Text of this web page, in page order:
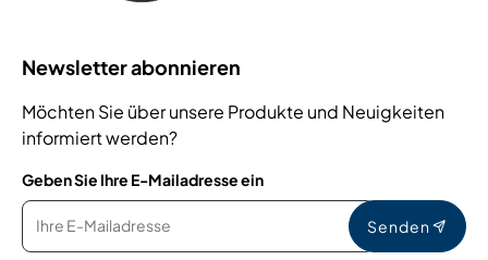
Newsletter abonnieren
Möchten Sie über unsere Produkte und Neuigkeiten
informiert werden?
Geben Sie Ihre E-Mailadresse ein
Senden